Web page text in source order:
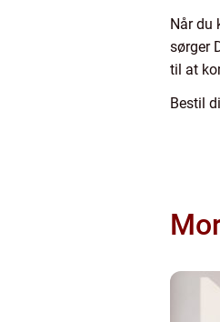
Når du
sørger
til at
Bestil